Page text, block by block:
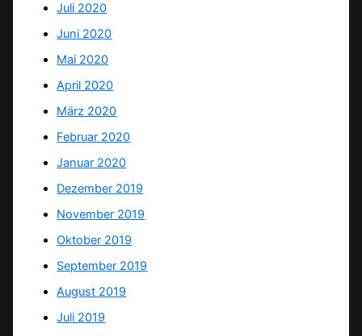
Juli 2020
Juni 2020
Mai 2020
April 2020
März 2020
Februar 2020
Januar 2020
Dezember 2019
November 2019
Oktober 2019
September 2019
August 2019
Juli 2019